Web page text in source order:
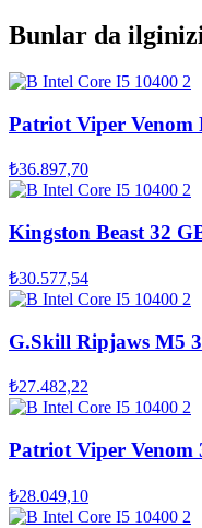
Bunlar da
Patriot Viper Venom
₺36.897,70
Kingston Beast 32
₺30.577,54
G.Skill Ripjaws M5
₺27.482,22
Patriot Viper Venom
₺28.049,10